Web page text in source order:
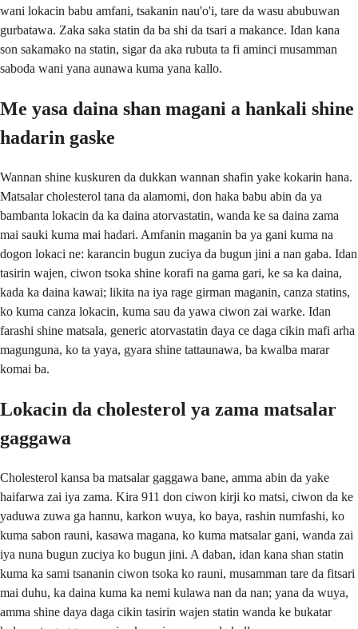
wani lokacin babu amfani, tsakanin nau'o'i, tare da wasu abubuwan
gurbatawa. Zaka saka statin da ba shi da tsari a makance. Idan kana
son sakamako na statin, sigar da aka rubuta ta fi aminci musamman
saboda wani yana aunawa kuma yana kallo.
Me yasa daina shan magani a hankali shine
hadarin gaske
Wannan shine kuskuren da dukkan wannan shafin yake kokarin hana.
Matsalar cholesterol tana da alamomi, don haka babu abin da ya
bambanta lokacin da ka daina atorvastatin, wanda ke sa daina zama
mai sauki kuma mai hadari. Amfanin maganin ba ya gani kuma na
dogon lokaci ne: karancin bugun zuciya da bugun jini a nan gaba. Idan
tasirin wajen, ciwon tsoka shine korafi na gama gari, ke sa ka daina,
kada ka daina kawai; likita na iya rage girman maganin, canza statins,
ko kuma canza lokacin, kuma sau da yawa ciwon zai warke. Idan
farashi shine matsala, generic atorvastatin daya ce daga cikin mafi arha
magunguna, ko ta yaya, gyara shine tattaunawa, ba kwalba marar
komai ba.
Lokacin da cholesterol ya zama matsalar
gaggawa
Cholesterol kansa ba matsalar gaggawa bane, amma abin da yake
haifarwa zai iya zama. Kira 911 don ciwon kirji ko matsi, ciwon da ke
yaduwa zuwa ga hannu, karkon wuya, ko baya, rashin numfashi, ko
kuma sabon rauni, kasawa magana, ko kuma matsalar gani, wanda zai
iya nuna bugun zuciya ko bugun jini. A daban, idan kana shan statin
kuma ka sami tsananin ciwon tsoka ko rauni, musamman tare da fitsari
mai duhu, ka daina kuma ka nemi kulawa nan da nan; yana da wuya,
amma shine daya daga cikin tasirin wajen statin wanda ke bukatar